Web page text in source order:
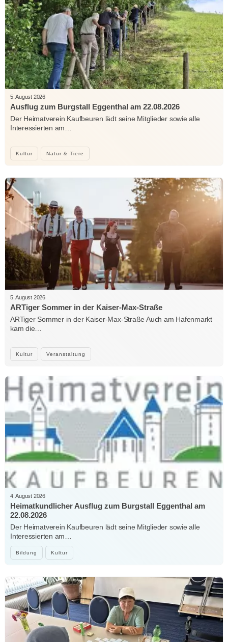
Kultur Natur & Tiere
5. August 2026
Ausflug zum Burgstall Eggenthal am 22.08.2026
Der Heimatverein Kaufbeuren lädt seine Mitglieder sowie alle
Interessierten am…
Kultur Veranstaltung
5. August 2026
ARTiger Sommer in der Kaiser-Max-Straße
ARTiger Sommer in der Kaiser-Max-Straße Auch am Hafenmarkt
kam die…
Bildung Kultur
4. August 2026
Heimatkundlicher Ausflug zum Burgstall Eggenthal am
22.08.2026
Der Heimatverein Kaufbeuren lädt seine Mitglieder sowie alle
Interessierten am…